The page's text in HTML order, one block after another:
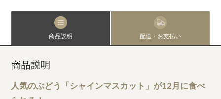
商品説明 配送・お支払い
商品説明
人気のぶどう「シャインマスカット」が12月に食べ